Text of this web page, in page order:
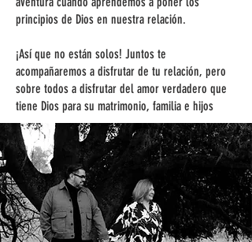
principios de Dios en nuestra relación.
¡Así que no están solos! Juntos te
acompañaremos a disfrutar de tu relación, pero
sobre todos a disfrutar del amor verdadero que
tiene Dios para su matrimonio, familia e hijos